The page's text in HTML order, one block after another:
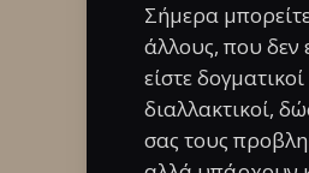
Σήμερα
άλλους, που δεν
είστε
διαλλακτικοί,
σας τους